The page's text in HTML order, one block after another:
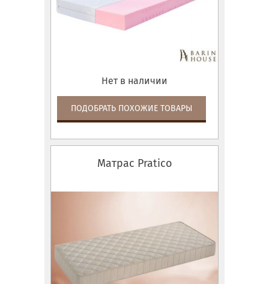
Нет в наличии
ПОДОБРАТЬ ПОХОЖИЕ ТОВАРЫ
Матрас Pratico